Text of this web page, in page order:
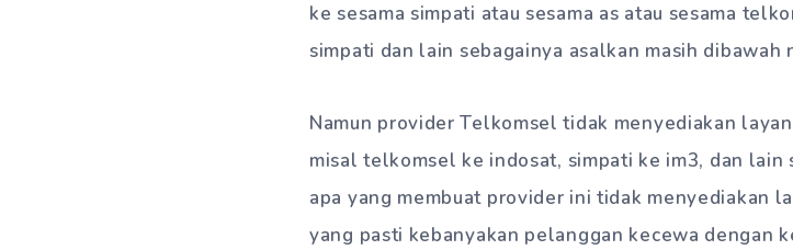
ke sesama simpati atau sesama as atau sesama
simpati dan lain sebagainya asalkan masih dibawah
Namun provider Telkomsel tidak menyediakan
misal telkomsel ke indosat, simpati ke im3, dan lain
apa yang membuat provider ini tidak menyediakan
yang pasti kebanyakan pelanggan kecewa dengan